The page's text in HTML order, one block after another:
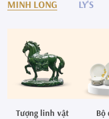
MINH LONG LY'S
Tượng linh vật Bộ